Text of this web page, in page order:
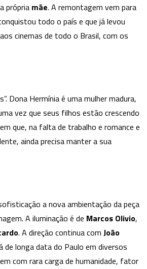
própria mãe. A remontagem vem para
todo o país e que já levou
cinemas de todo o Brasil, com os
Dona Hermínia é uma mulher madura,
vez que seus filhos estão crescendo
que, na falta de trabalho e romance e
ainda precisa manter a sua
a nova ambientação da peça
A iluminação é de Marcos Olivio,
. A direção continua com João
longa data do Paulo em diversos
com rara carga de humanidade, fator